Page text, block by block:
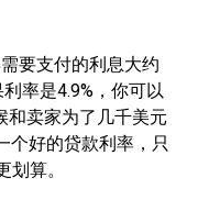
要支付的利息大约
率是4.9%，你可以
和卖家为了几千美元
个好的贷款利率，只
算。